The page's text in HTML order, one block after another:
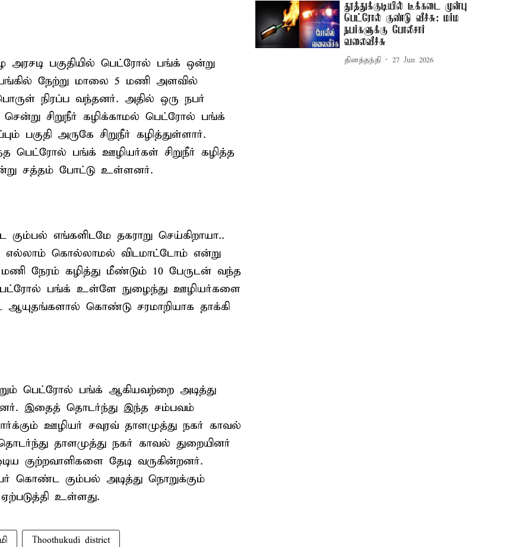
அரசடி பகுதியில் பெட்ரோல் பங்க் ஒன்று
நேற்று மாலை 5 மணி அளவில்
நிரப்ப வந்தனர். அதில் ஒரு நபர்
சிறுநீர் கழிக்காமல் பெட்ரோல் பங்க்
பகுதி அருகே சிறுநீர் கழித்துள்ளார்.
பங்க் ஊழியர்கள் சிறுநீர் கழித்த
சத்தம் போட்டு உள்ளனர்.
எங்களிடமே தகராறு செய்கிறாயா..
எல்லாம் கொல்லாமல் விடமாட்டோம் என்று
நேரம் கழித்து மீண்டும் 10 பேருடன் வந்த
பங்க் உள்ளே நுழைந்து ஊழியர்களை
கொண்டு சரமாறியாக தாக்கி
பெட்ரோல் பங்க் ஆகியவற்றை அடித்து
இதைத் தொடர்ந்து இந்த சம்பவம்
ஊழியர் சவுரவ் தாளமுத்து நகர் காவல்
தாளமுத்து நகர் காவல் துறையினர்
குற்றவாளிகளை தேடி வருகின்றனர்.
கொண்ட கும்பல் அடித்து நொறுக்கும்
ஏற்படுத்தி உள்ளது.
Thoothukudi district
தூத்துக்குடியில் டீக்கடை முன்பு
பெட்ரோல் குண்டு வீச்சு: மர்ம
நபர்களுக்கு போலீசார்
வலைவீச்சு
தினத்தந்தி 27 Jun 2026